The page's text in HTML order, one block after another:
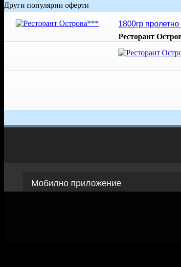
Други популярни оферти
1800гр
Ресторант
Мобилно приложение